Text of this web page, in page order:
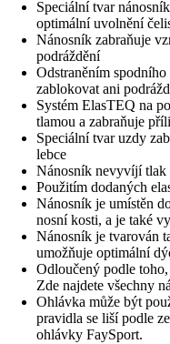
Speciální tvar
optimální uvolnění
Nánosník zabraňuje
podráždění
Odstraněním
zablokovat ani
Systém ElasTEQ na
tlamou a zabraňuje
Speciální tvar uzdy
lebce
Nánosník nevyvíjí tlak
Použitím dodaných
Nánosník je umístěn
nosní kosti, a je také
Nánosník je tvarován
umožňuje optimální
Odloučený podle
Zde najdete všechny
Ohlávka může být
pravidla se liší podle
ohlávky FaySport.